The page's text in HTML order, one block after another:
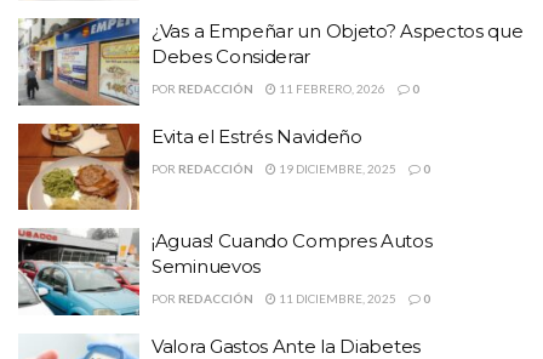
¿Vas a Empeñar un Objeto? Aspectos que
Debes Considerar
POR REDACCIÓN 11 FEBRERO, 2026 0
Evita el Estrés Navideño
POR REDACCIÓN 19 DICIEMBRE, 2025 0
¡Aguas! Cuando Compres Autos
Seminuevos
POR REDACCIÓN 11 DICIEMBRE, 2025 0
Valora Gastos Ante la Diabetes